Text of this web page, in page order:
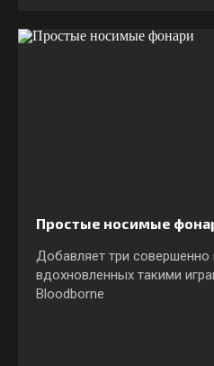
Простые носимые
Добавляет три
вдохновленных такими
Bloodborne